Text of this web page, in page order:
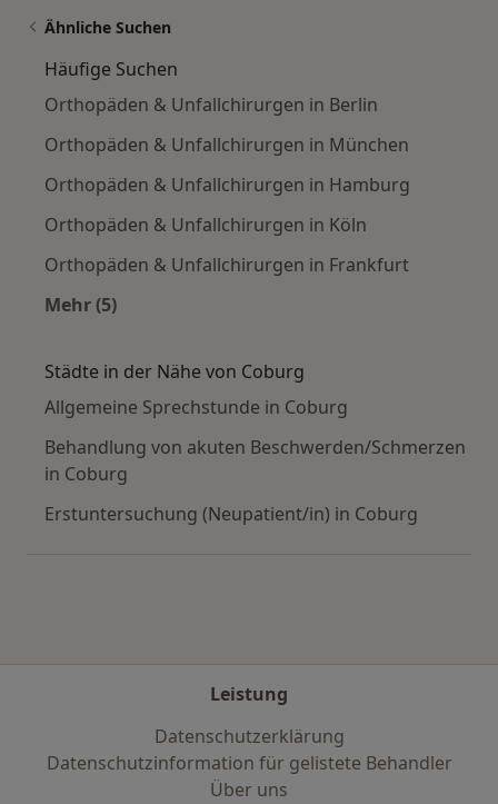
Ähnliche Suchen
Häufige Suchen
Orthopäden & Unfallchirurgen in Berlin
Orthopäden & Unfallchirurgen in München
Orthopäden & Unfallchirurgen in Hamburg
Orthopäden & Unfallchirurgen in Köln
Orthopäden & Unfallchirurgen in Frankfurt
Mehr (5)
Städte in der Nähe von Coburg
Allgemeine Sprechstunde in Coburg
Behandlung von akuten Beschwerden/Schmerzen
in Coburg
Erstuntersuchung (Neupatient/in) in Coburg
Leistung
Datenschutzerklärung
Datenschutzinformation für gelistete Behandler
Über uns